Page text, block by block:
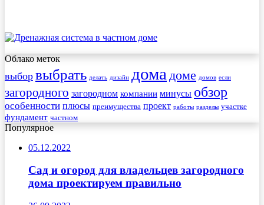
Облако меток
выбор выбрать делать дизайн дома доме домов если
загородного загородном компании минусы обзор
особенности плюсы преимущества проект работы разделы участке
фундамент частном
Популярное
05.12.2022
Сад и огород для владельцев загородного
дома проектируем правильно